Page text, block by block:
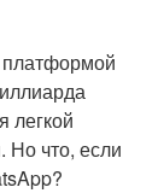
легкой
Но что, если